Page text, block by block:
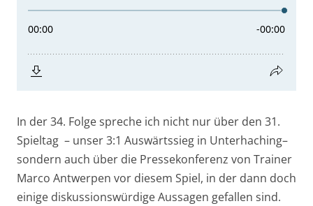
In der 34. Folge spreche ich nicht nur über den 31.
Spieltag – unser3:1 Auswärtssieg in Unterhaching–
sondern auch über die Pressekonferenz von Trainer
Marco Antwerpen vor diesem Spiel, in der dann doch
einige diskussionswürdige Aussagen gefallen sind.